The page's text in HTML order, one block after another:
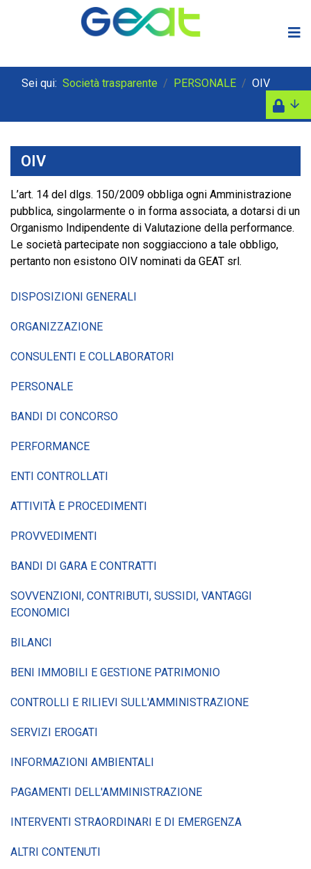
Sei qui: Società trasparente PERSONALE OIV
OIV
L’art. 14 del dlgs. 150/2009 obbliga ogni Amministrazione
pubblica, singolarmente o in forma associata, a dotarsi di un
Organismo Indipendente di Valutazione della performance.
Le società partecipate non soggiacciono a tale obbligo,
pertanto non esistono OIV nominati da GEAT srl.
DISPOSIZIONI GENERALI
ORGANIZZAZIONE
CONSULENTI E COLLABORATORI
PERSONALE
BANDI DI CONCORSO
PERFORMANCE
ENTI CONTROLLATI
ATTIVITÀ E PROCEDIMENTI
PROVVEDIMENTI
BANDI DI GARA E CONTRATTI
SOVVENZIONI, CONTRIBUTI, SUSSIDI, VANTAGGI
ECONOMICI
BILANCI
BENI IMMOBILI E GESTIONE PATRIMONIO
CONTROLLI E RILIEVI SULL'AMMINISTRAZIONE
SERVIZI EROGATI
INFORMAZIONI AMBIENTALI
PAGAMENTI DELL'AMMINISTRAZIONE
INTERVENTI STRAORDINARI E DI EMERGENZA
ALTRI CONTENUTI